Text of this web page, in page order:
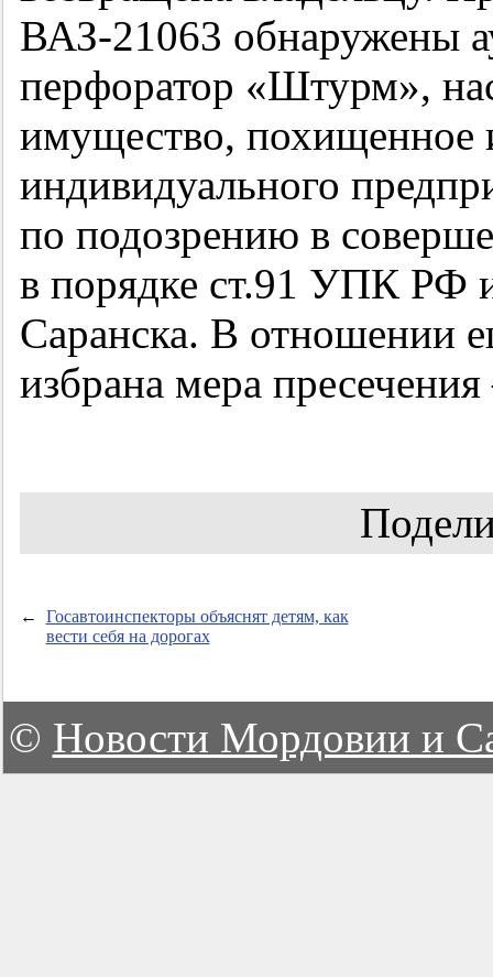
ВАЗ-21063 обнаружены
перфоратор «Штурм»,
имущество,
индивидуального
по подозрению в
в порядке ст.91 УПК РФ
Саранска. В отношении
избрана мера
←
Госавтоинспекторы объяснят детям, как
вести себя на дорогах
© Новости Мордовии и